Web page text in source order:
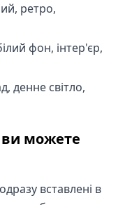
ретро,
фон, інтер'єр,
денне світло,
ви можете
вставлені в